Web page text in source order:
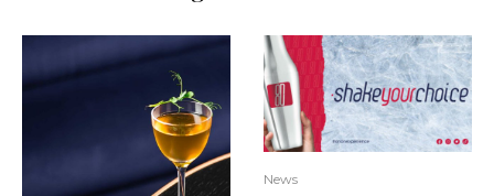
News